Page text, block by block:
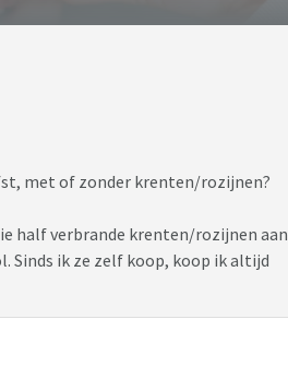
met of zonder krenten/rozijnen?
half verbrande krenten/rozijnen aan
Sinds ik ze zelf koop, koop ik altijd